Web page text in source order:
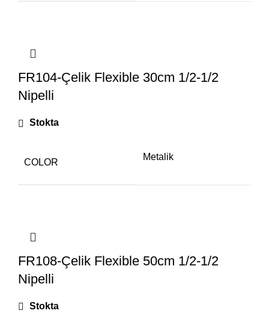
FR104-Çelik Flexible 30cm 1/2-1/2
Nipelli
Stokta
COLOR
Metalik
FR108-Çelik Flexible 50cm 1/2-1/2
Nipelli
Stokta